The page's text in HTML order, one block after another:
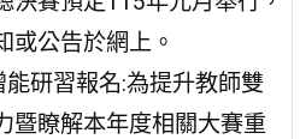
或公告於網上。
能研習報名:為提升教師雙
暨瞭解本年度相關大賽重